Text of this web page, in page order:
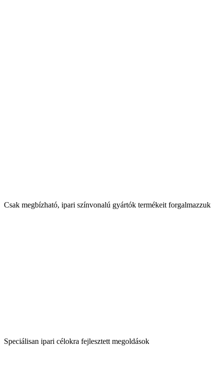
Csak megbízható, ipari színvonalú gyártók termékeit forgalmazzuk
Speciálisan ipari célokra fejlesztett megoldások